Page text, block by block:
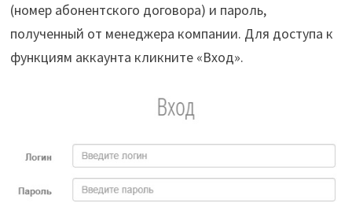
(номер абонентского договора) и пароль,
полученный от менеджера компании. Для доступа к
функциям аккаунта кликните «Вход».